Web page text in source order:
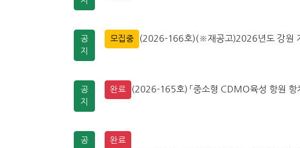
공
지
모집중 (2026-166호)(※재공고)2026년도 강원
공
지
완료 (2026-165호) 「중소형 CDMO육성 항원 항
공
완료